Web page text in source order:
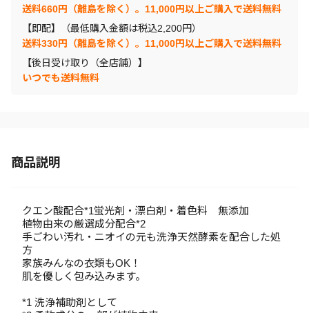
送料660円（離島を除く）。11,000円以上ご購入で送料無料
【即配】（最低購入金額は税込2,200円）
送料330円（離島を除く）。11,000円以上ご購入で送料無料
【後日受け取り（全店舗）】
いつでも送料無料
商品説明
クエン酸配合*1蛍光剤・漂白剤・着色料 無添加
植物由来の厳選成分配合*2
手ごわい汚れ・ニオイの元も洗浄天然酵素を配合した処
方
家族みんなの衣類もOK！
肌を優しく包み込みます。
*1 洗浄補助剤として